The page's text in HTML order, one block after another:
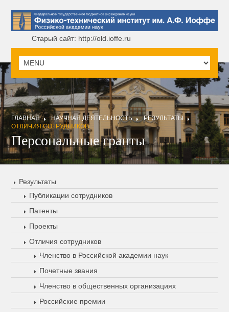
Старый сайт: http://old.ioffe.ru
ГЛАВНАЯ НАУЧНАЯ ДЕЯТЕЛЬНОСТЬ
РЕЗУЛЬТАТЫ
ОТЛИЧИЯ СОТРУДНИКОВ
Персональные гранты
Результаты
Публикации сотрудников
Патенты
Проекты
Отличия сотрудников
Членство в Российской академии наук
Почетные звания
Членство в общественных организациях
Российские премии